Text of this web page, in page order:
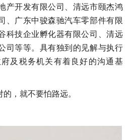
产开发有限公司、清远市颐杰鸿
、广东中骏森驰汽车零部件有限
科技企业孵化器有限公司、清远
司等等。具有独到的见解与执行
及税务机关有着良好的沟通基
，就不要怕路远。